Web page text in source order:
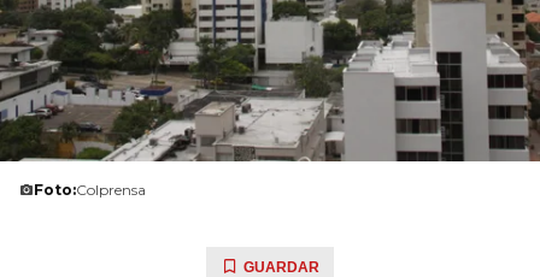
Foto:Colprensa
GUARDAR